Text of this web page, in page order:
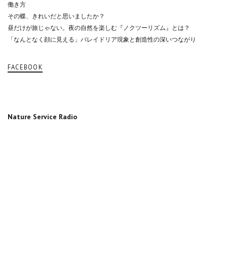
働き方
その蝶、きれいだと思いましたか？
昼だけが旅じゃない。夜の自然を楽しむ『ノクツーリズム』とは？
「なんとなく顔に見える」パレイドリア現象と創造性の深いつながり
FACEBOOK
Nature Service Radio